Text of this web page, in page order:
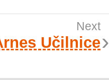
Učilnice